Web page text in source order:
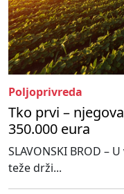
Poljoprivreda
Tko prvi –
350.000 eura
SLAVONSKI BROD –
teže drži...